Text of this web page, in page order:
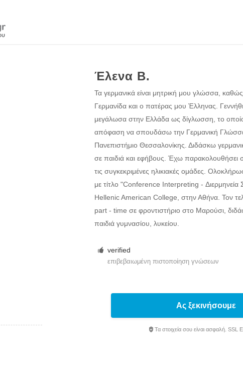
Έλενα Β.
Τα γερμανικά είναι μητρική μου γλώσσα,
Γερμανίδα και ο πατέρας μου Έλληνας.
μεγάλωσα στην Ελλάδα ως δίγλωσση, το
απόφαση να σπουδάσω την Γερμανική Γλώσσα
Πανεπιστήμιο Θεσσαλονίκης. Διδάσκω
σε παιδιά και εφήβους. Έχω παρακολουθήσει
τις συγκεκριμένες ηλικιακές ομάδες.
με τίτλο "Conference Interpreting -
Hellenic American College, στην Αθήνα. Τον
part - time σε φροντιστήριο στο Μαρούσι,
παιδιά γυμνασίου, λυκείου.
verified
επιβεβαιωμένη πιστοποίηση γνώσεων
Ας ξεκινήσουμε
Τα στοιχεία σου είναι ασφαλή. SSL